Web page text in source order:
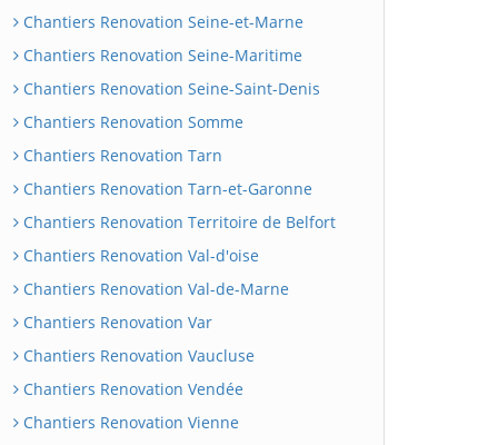
Chantiers Renovation Seine-et-Marne
Chantiers Renovation Seine-Maritime
Chantiers Renovation Seine-Saint-Denis
Chantiers Renovation Somme
Chantiers Renovation Tarn
Chantiers Renovation Tarn-et-Garonne
Chantiers Renovation Territoire de Belfort
Chantiers Renovation Val-d'oise
Chantiers Renovation Val-de-Marne
Chantiers Renovation Var
Chantiers Renovation Vaucluse
Chantiers Renovation Vendée
Chantiers Renovation Vienne